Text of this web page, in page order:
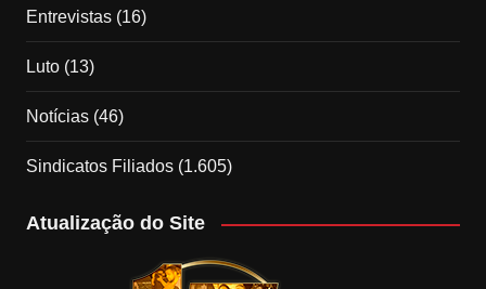
Entrevistas(16)
Luto(13)
Notícias(46)
Sindicatos Filiados(1.605)
Atualização do Site